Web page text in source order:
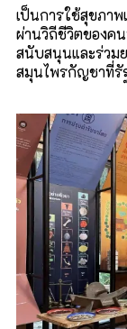
เป็นการใช้สุขภา
ผ่านวิถีชีวิตของค
สนับสนุนและร่วม
สมุนไพรกัญชาที่รั